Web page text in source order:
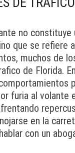
no
que se refiere
muchos de
de Florida.
furia al volante
en la
con un